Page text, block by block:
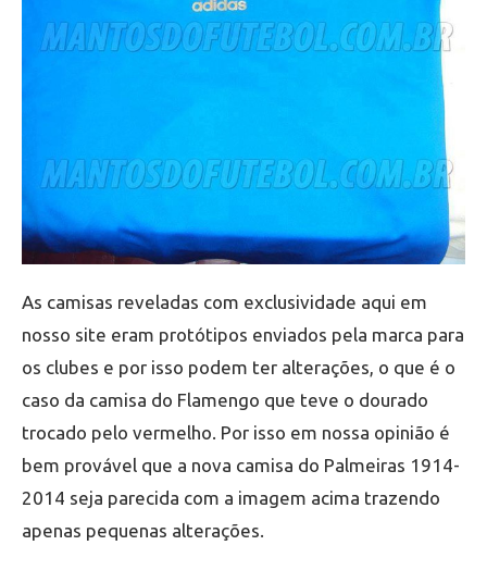
As camisas reveladas com exclusividade aqui em
nosso site eram protótipos enviados pela marca para
os clubes e por isso podem ter alterações, o que é o
caso da camisa do Flamengo que teve o dourado
trocado pelo vermelho. Por isso em nossa opinião é
bem provável que a nova camisa do Palmeiras 1914-
2014 seja parecida com a imagem acima trazendo
apenas pequenas alterações.